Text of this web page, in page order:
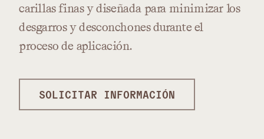
carillasfinasydiseñada para minimizar los
desgarrosydesconchonesdurante el
proceso de aplicación.
SOLICITAR INFORMACIÓN